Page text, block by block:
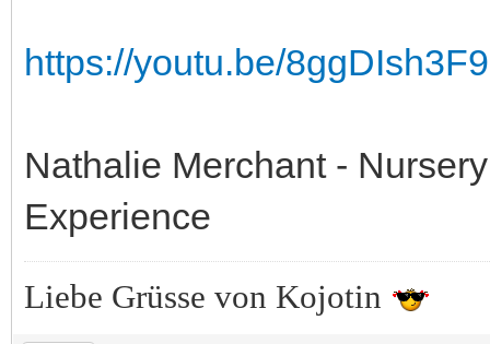
https://youtu.be/
Nathalie Merchant -
Experience
Liebe Grüsse von Kojotin